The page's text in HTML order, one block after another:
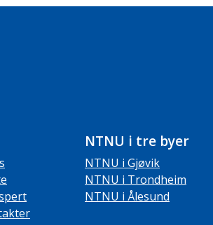
NTNU i tre byer
NTNU i Gjøvik
NTNU i Trondheim
NTNU i Ålesund